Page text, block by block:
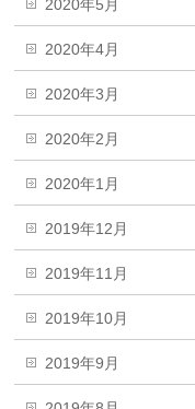
2020年5月
2020年4月
2020年3月
2020年2月
2020年1月
2019年12月
2019年11月
2019年10月
2019年9月